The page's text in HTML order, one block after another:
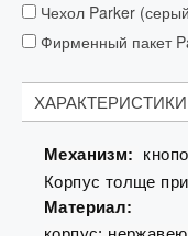
Чехол Parker
Фирменный пакет
ХАРАКТЕРИСТИКИ
Механизм:
Корпус толще
Материал: